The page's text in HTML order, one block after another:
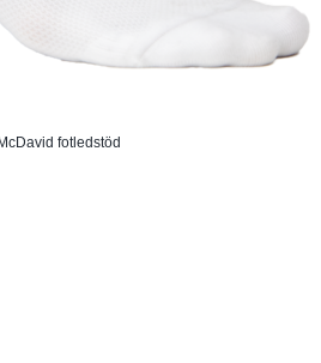
McDavid fotledstöd